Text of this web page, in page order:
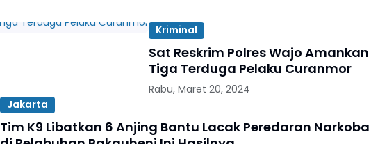
Kriminal
Sat Reskrim Polres Wajo Amankan
Tiga Terduga Pelaku Curanmor
Rabu, Maret 20, 2024
Jakarta
Tim K9 Libatkan 6 Anjing Bantu Lacak Peredaran Narkoba